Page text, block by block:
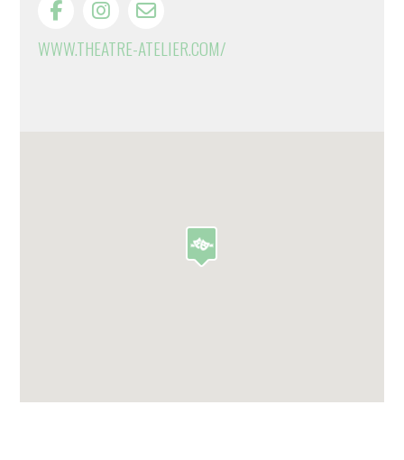
WWW.THEATRE-ATELIER.COM/